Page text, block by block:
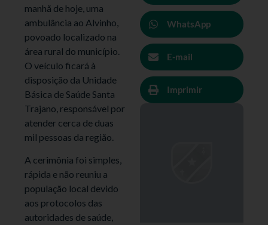
manhã de hoje, uma
ambulância ao Alvinho,
povoado localizado na
área rural do município.
O veículo ficará à
disposição da Unidade
Básica de Saúde Santa
Trajano, responsável por
atender cerca de duas
mil pessoas da região.
A cerimônia foi simples,
rápida e não reuniu a
população local devido
aos protocolos das
autoridades de saúde,
WhatsApp
E-mail
Imprimir